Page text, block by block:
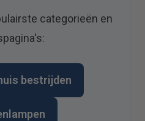
categorieën en
bestrijden